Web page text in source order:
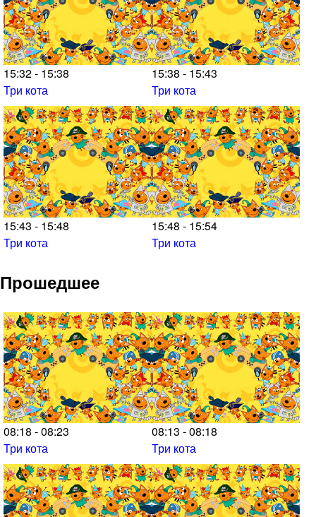
15:32 - 15:38
Три кота
15:38 - 15:43
Три кота
15:43 - 15:48
Три кота
15:48 - 15:54
Три кота
Прошедшее
08:18 - 08:23
Три кота
08:13 - 08:18
Три кота